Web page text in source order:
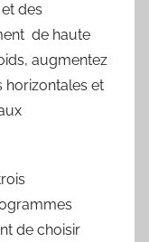
des
de haute
augmentez
horizontales et
de choisir